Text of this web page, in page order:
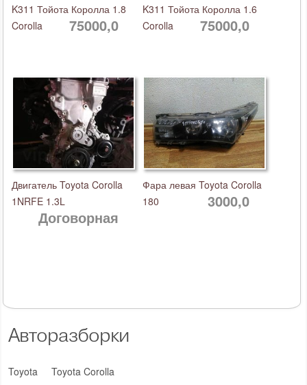
Авторазборки
Toyota Toyota Corolla
K311 Тойота Королла 1.8
Corolla
75000,0
K311 Тойота Королла 1.6
Corolla
75000,0
Двигатель Toyota Corolla
1NRFE 1.3L
Договорная
Фара левая Toyota Corolla
180
3000,0